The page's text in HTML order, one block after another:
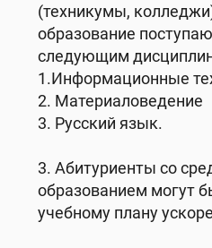
(техникумы,
образование
следующим
1.Информационные
2. Материаловедение
3. Русский язык.
3. Абитуриенты со
образованием могут
учебному плану